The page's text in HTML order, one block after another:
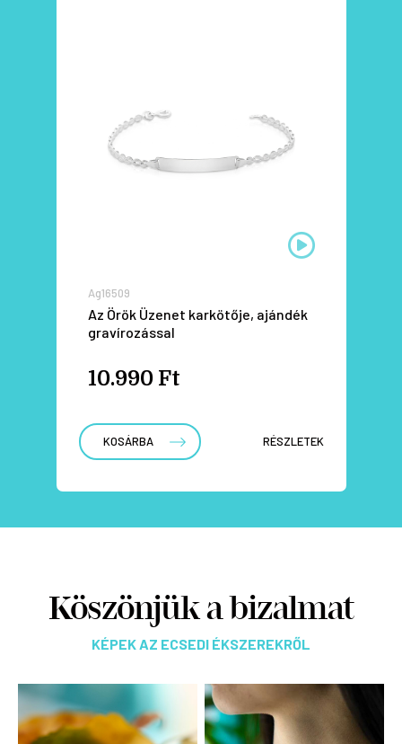
Ag16509
Az Örök Üzenet karkötője, ajándék
gravírozással
10.990 Ft
KOSÁRBA RÉSZLETEK
Köszönjük a bizalmat
KÉPEK AZ ECSEDI ÉKSZEREKRŐL